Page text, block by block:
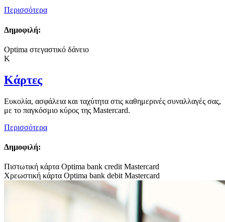
Περισσότερα
Δημοφιλή:
Optima στεγαστικό δάνειο
Κ
Κάρτες
Ευκολία, ασφάλεια και ταχύτητα στις καθημερινές συναλλαγές σας,
με το παγκόσμιο κύρος της Mastercard.
Περισσότερα
Δημοφιλή:
Πιστωτική κάρτα Optima bank credit Mastercard
Χρεωστική κάρτα Optima bank debit Mastercard